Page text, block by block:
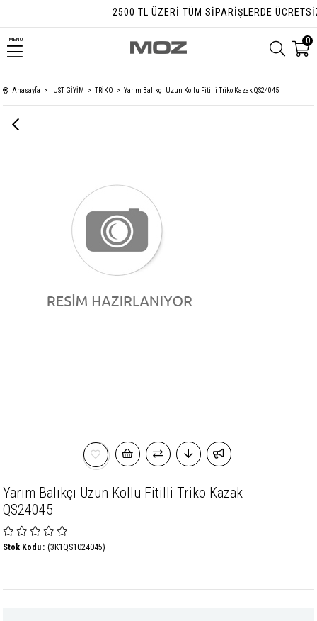
2500 TL ÜZERI TÜM SIPARIŞLERDE ÜCRETSIZ
MENU 0
Anasayfa ÜST GİYİM TRİKO Yarım Balıkçı Uzun Kollu Fitilli Triko Kazak QS24045
Yarım Balıkçı Uzun Kollu Fitilli Triko Kazak
QS24045
(3K1QS1024045)
Stok Kodu